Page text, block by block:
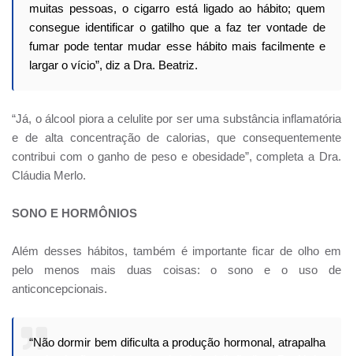
muitas pessoas, o cigarro está ligado ao hábito; quem
consegue identificar o gatilho que a faz ter vontade de
fumar pode tentar mudar esse hábito mais facilmente e
largar o vício”, diz a Dra. Beatriz.
“Já, o álcool piora a celulite por ser uma substância inflamatória
e de alta concentração de calorias, que consequentemente
contribui com o ganho de peso e obesidade”, completa a Dra.
Cláudia Merlo.
SONO E HORMÔNIOS
Além desses hábitos, também é importante ficar de olho em
pelo menos mais duas coisas: o sono e o uso de
anticoncepcionais.
“Não dormir bem dificulta a produção hormonal, atrapalha